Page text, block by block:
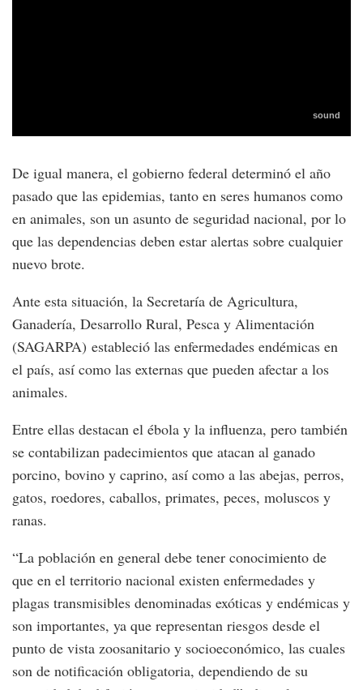
De igual manera, el gobierno federal determinó el año
pasado que las epidemias, tanto en seres humanos como
en animales, son un asunto de seguridad nacional, por lo
que las dependencias deben estar alertas sobre cualquier
nuevo brote.
Ante esta situación, la Secretaría de Agricultura,
Ganadería, Desarrollo Rural, Pesca y Alimentación
(SAGARPA) estableció las enfermedades endémicas en
el país, así como las externas que pueden afectar a los
animales.
Entre ellas destacan el ébola y la influenza, pero también
se contabilizan padecimientos que atacan al ganado
porcino, bovino y caprino, así como a las abejas, perros,
gatos, roedores, caballos, primates, peces, moluscos y
ranas.
“La población en general debe tener conocimiento de
que en el territorio nacional existen enfermedades y
plagas transmisibles denominadas exóticas y endémicas y
son importantes, ya que representan riesgos desde el
punto de vista zoosanitario y socioeconómico, las cuales
son de notificación obligatoria, dependiendo de su